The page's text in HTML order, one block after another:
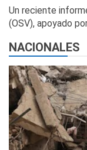
Un reciente
(OSV), apoyado
NACIONALES